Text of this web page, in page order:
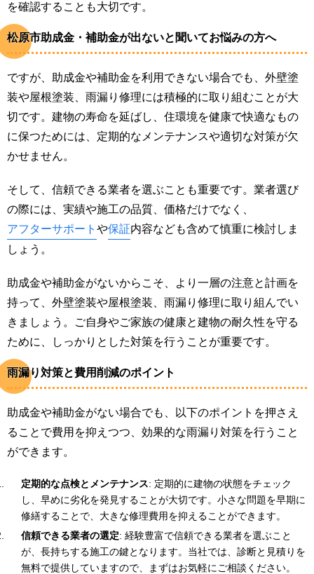
を確認することも大切です。
松原市助成金・補助金が出ないと聞いてお悩みの方へ
ですが、助成金や補助金を利用できない場合でも、外壁塗
装や屋根塗装、雨漏り修理には積極的に取り組むことが大
切です。建物の寿命を延ばし、住環境を健康で快適なもの
に保つためには、定期的なメンテナンスや適切な対策が欠
かせません。
そして、信頼できる業者を選ぶことも重要です。業者選び
の際には、実績や施工の品質、価格だけでなく、
アフターサポート や保証内容なども含めて慎重に検討しま
しょう。
助成金や補助金がないからこそ、より一層の注意と計画を
持って、外壁塗装や屋根塗装、雨漏り修理に取り組んでい
きましょう。ご自身やご家族の健康と建物の耐久性を守る
ために、しっかりとした対策を行うことが重要です。
雨漏り対策と費用削減のポイント
助成金や補助金がない場合でも、以下のポイントを押さえ
ることで費用を抑えつつ、効果的な雨漏り対策を行うこと
ができます。
定期的な点検とメンテナンス: 定期的に建物の状態をチェック
し、早めに劣化を発見することが大切です。小さな問題を早期に
修繕することで、大きな修理費用を抑えることができます。
信頼できる業者の選定: 経験豊富で信頼できる業者を選ぶこと
が、長持ちする施工の鍵となります。当社では、診断と見積りを
無料で提供していますので、まずはお気軽にご相談ください。